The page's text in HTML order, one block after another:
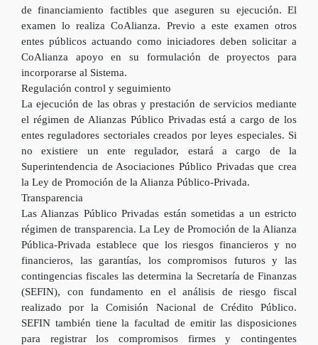
de financiamiento factibles que aseguren su ejecución. El
examen lo realiza CoAlianza. Previo a este examen otros
entes públicos actuando como iniciadores deben solicitar a
CoAlianza apoyo en su formulación de proyectos para
incorporarse al Sistema.
Regulación control y seguimiento
La ejecución de las obras y prestación de servicios mediante
el régimen de Alianzas Público Privadas está a cargo de los
entes reguladores sectoriales creados por leyes especiales. Si
no existiere un ente regulador, estará a cargo de la
Superintendencia de Asociaciones Público Privadas que crea
la Ley de Promoción de la Alianza Público-Privada.
Transparencia
Las Alianzas Público Privadas están sometidas a un estricto
régimen de transparencia. La Ley de Promoción de la Alianza
Pública-Privada establece que los riesgos financieros y no
financieros, las garantías, los compromisos futuros y las
contingencias fiscales las determina la Secretaría de Finanzas
(SEFIN), con fundamento en el análisis de riesgo fiscal
realizado por la Comisión Nacional de Crédito Público.
SEFIN también tiene la facultad de emitir las disposiciones
para registrar los compromisos firmes y contingentes